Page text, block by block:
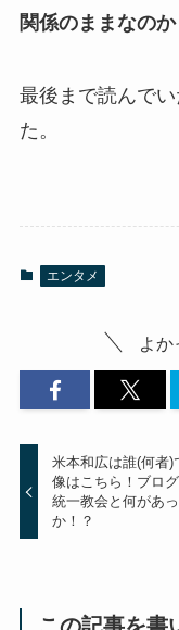
関係のままなのか
最後まで読んで
た。
エンタメ
よ
米本和広は誰(何者)
像はこちら！ブロ
統一教会と何があ
か！？